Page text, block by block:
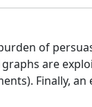
of
are
Finally,